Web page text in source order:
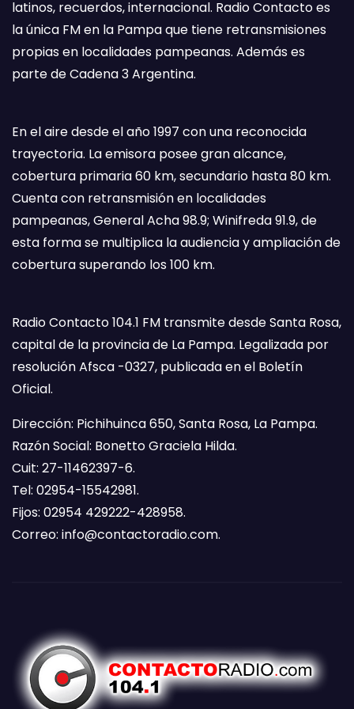
latinos, recuerdos, internacional. Radio Contacto es
la única FM en la Pampa que tiene retransmisiones
propias en localidades pampeanas. Además es
parte de Cadena 3 Argentina.
En el aire desde el año 1997 con una reconocida
trayectoria. La emisora posee gran alcance,
cobertura primaria 60 km, secundario hasta 80 km.
Cuenta con retransmisión en localidades
pampeanas, General Acha 98.9; Winifreda 91.9, de
esta forma se multiplica la audiencia y ampliación de
cobertura superando los 100 km.
Radio Contacto 104.1 FM transmite desde Santa Rosa,
capital de la provincia de La Pampa. Legalizada por
resolución Afsca -0327, publicada en el Boletín
Oficial.
Dirección: Pichihuinca 650, Santa Rosa, La Pampa.
Razón Social: Bonetto Graciela Hilda.
Cuit: 27-11462397-6.
Tel: 02954-15542981.
Fijos: 02954 429222-428958.
Correo: info@contactoradio.com.